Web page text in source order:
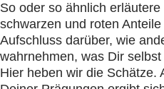
So oder so ähnlich
schwarzen und roten
Aufschluss darüber, wie
wahrnehmen, was Dir
Hier heben wir die Schätze.